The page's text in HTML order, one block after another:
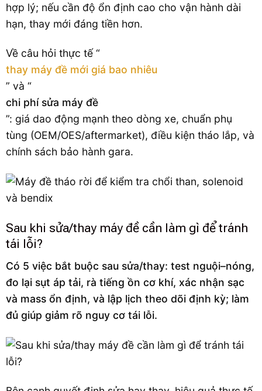
hợp lý; nếu cần độ ổn định cao cho vận hành dài
hạn, thay mới đáng tiền hơn.
Về câu hỏi thực tế “
thay máy đề mới giá bao nhiêu
” và “
chi phí sửa máy đề
”: giá dao động mạnh theo dòng xe, chuẩn phụ
tùng (OEM/OES/aftermarket), điều kiện tháo lắp, và
chính sách bảo hành gara.
Sau khi sửa/thay máy đề cần làm gì để tránh
tái lỗi?
Có 5 việc bắt buộc sau sửa/thay: test nguội–nóng,
đo lại sụt áp tải, rà tiếng ồn cơ khí, xác nhận sạc
và mass ổn định, và lập lịch theo dõi định kỳ; làm
đủ giúp giảm rõ nguy cơ tái lỗi.